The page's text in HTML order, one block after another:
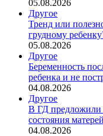
05.08.2026
Другое
Тренд или
грудному
05.08.2026
Другое
Беременность
ребенка и не
04.08.2026
Другое
В ГД предложили
состояния
04.08.2026